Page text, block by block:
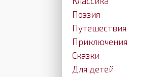
Поэзия
Путешествия
Приключения
Сказки
Для детей